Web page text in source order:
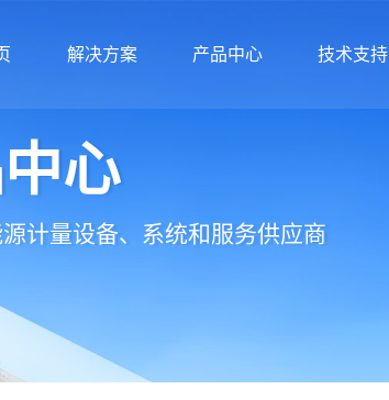
解决方案
解决方案
产品中心 技术支持
心
计量设备、系统和服务供应商